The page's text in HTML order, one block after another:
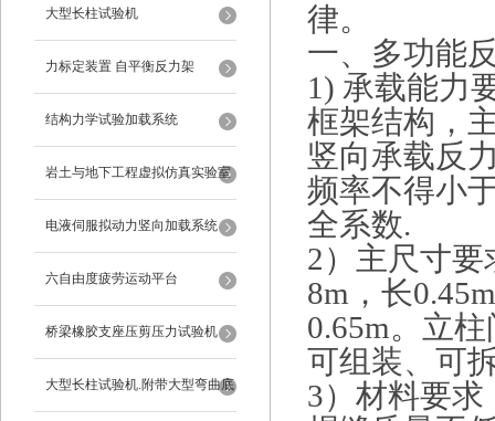
反力框架
大型长柱试验机
力标定装置 自平衡反力架
结构力学试验加载系统
岩土与地下工程虚拟仿真实验室
电液伺服拟动力竖向加载系统
六自由度疲劳运动平台
桥梁橡胶支座压剪压力试验机
大型长柱试验机.附带大型弯曲底
律。
一、多功能
1) 承载能力
框架结构，
竖向承载反
频率不得小
全系数.
2）主尺寸要
8m，长
0.65m。立
可组装、可
3）材料要求